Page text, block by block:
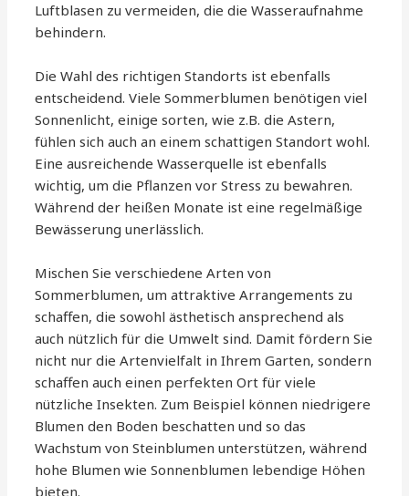
Luftblasen zu vermeiden, die die Wasseraufnahme
behindern.
Die Wahl des richtigen Standorts ist ebenfalls
entscheidend. Viele Sommerblumen benötigen viel
Sonnenlicht, einige sorten, wie z.B. die Astern,
fühlen sich auch an einem schattigen Standort wohl.
Eine ausreichende Wasserquelle ist ebenfalls
wichtig, um die Pflanzen vor Stress zu bewahren.
Während der heißen Monate ist eine regelmäßige
Bewässerung unerlässlich.
Mischen Sie verschiedene Arten von
Sommerblumen, um attraktive Arrangements zu
schaffen, die sowohl ästhetisch ansprechend als
auch nützlich für die Umwelt sind. Damit fördern Sie
nicht nur die Artenvielfalt in Ihrem Garten, sondern
schaffen auch einen perfekten Ort für viele
nützliche Insekten. Zum Beispiel können niedrigere
Blumen den Boden beschatten und so das
Wachstum von Steinblumen unterstützen, während
hohe Blumen wie Sonnenblumen lebendige Höhen
bieten.